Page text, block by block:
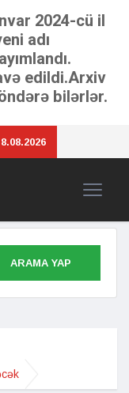
2024-cü il
adı
edildi.Arxiv
bilərlər.
8.08.2026
ARAMA YAP